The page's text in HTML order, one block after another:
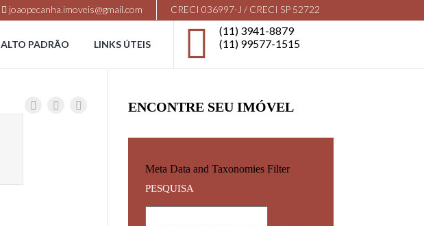
joaopecanha.imoveis@gmail.com CRECI 036997-J / CRECI SP 52722
(11) 3941-8879
(11) 99577-1515
ALTO PADRÃO LINKS ÚTEIS
ENCONTRE SEU IMÓVEL
Meta Data and Taxonomies Filter
PESQUISA